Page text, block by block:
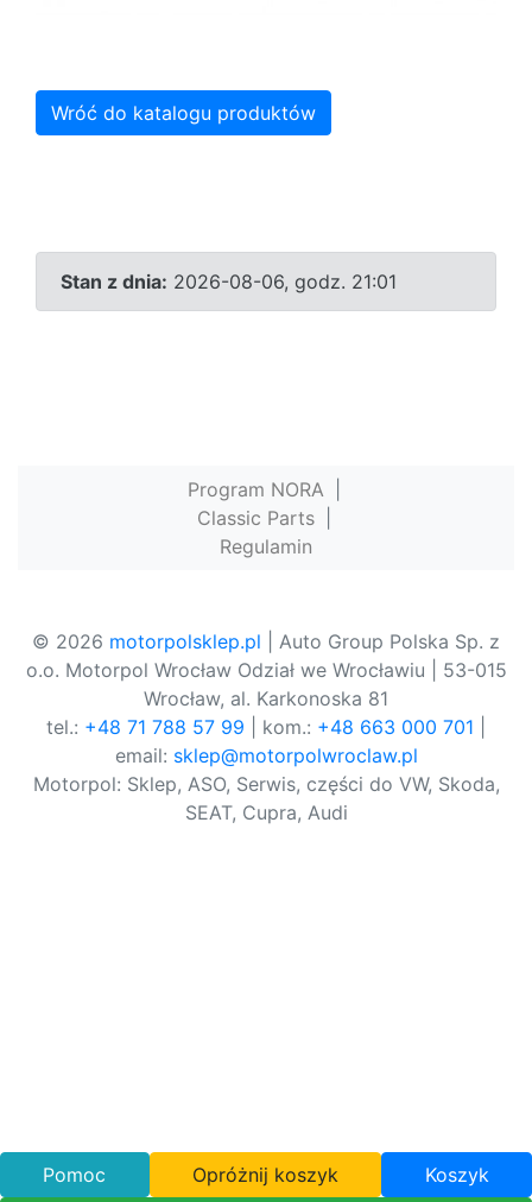
Wróć do katalogu produktów
Stan z dnia: 2026-08-06, godz. 21:01
Program NORA
Classic Parts
Regulamin
© 2026 motorpolsklep.pl | Auto Group Polska Sp. z
o.o. Motorpol Wrocław Odział we Wrocławiu | 53-015
Wrocław, al. Karkonoska 81
tel.: +48 71 788 57 99 | kom.: +48 663 000 701
email: sklep@motorpolwroclaw.pl
Motorpol: Sklep, ASO, Serwis, części do VW, Skoda,
SEAT, Cupra, Audi
Pomoc Opróżnij koszyk Koszyk